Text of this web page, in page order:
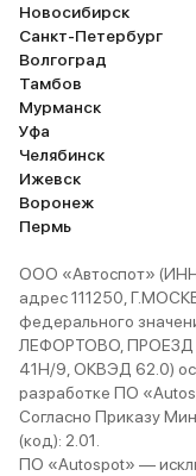
Новосибирск
Санкт-Петербург
Волгоград
Тамбов
Мурманск
Уфа
Челябинск
Ижевск
Воронеж
Пермь
ООО «Автоспот»
адрес 111250,
федерального
ЛЕФОРТОВО,
41Н/9, ОКВЭД 62.0)
разработке ПО
Согласно Приказу
(код): 2.01.
ПО «Autospot» —